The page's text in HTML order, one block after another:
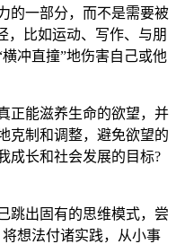
的一部分，而不是需要被
，比如运动、写作、与朋
冲直撞”地伤害自己或他
正能滋养生命的欲望，并
克制和调整，避免欲望的
成长和社会发展的目标?
跳出固有的思维模式，尝
想法付诸实践，从小事